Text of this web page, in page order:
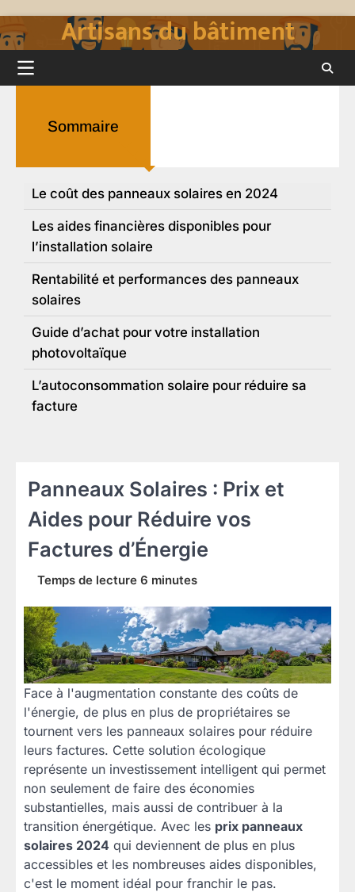
to
content
Artisans du bâtiment
Panneaux Solaires : Prix et
Aides pour Réduire vos
Factures d’Énergie
Face à l'augmentation constante des coûts de
l'énergie, de plus en plus de propriétaires se
tournent vers les panneaux solaires pour réduire
leurs factures. Cette solution écologique
représente un investissement intelligent qui permet
non seulement de faire des économies
substantielles, mais aussi de contribuer à la
transition énergétique. Avec les prix panneaux
solaires 2024 qui deviennent de plus en plus
accessibles et les nombreuses aides disponibles,
c'est le moment idéal pour franchir le pas.
Sommaire
Le coût des panneaux solaires en 2024
Les aides financières disponibles pour
l’installation solaire
Rentabilité et performances des panneaux
solaires
Guide d’achat pour votre installation
photovoltaïque
L’autoconsommation solaire pour réduire sa
facture